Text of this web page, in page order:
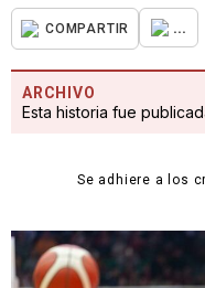
COMPARTIR ...
ARCHIVO
Esta historia fue
Se adhiere a los